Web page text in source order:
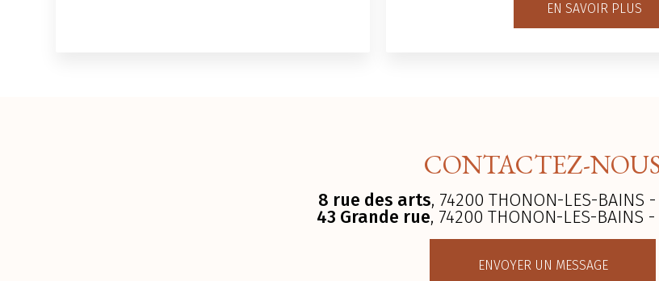
EN SAVOIR PLUS
CONTACTEZ-
8 rue des arts, 74200 THONON-LES-BAINS -
43 Grande rue, 74200 THONON-LES-BAINS -
ENVOYER UN MESSAGE